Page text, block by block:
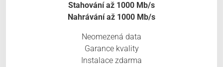
Stahování až 1000 Mb/s
Nahrávání až 1000 Mb/s
Neomezená data
Garance kvality
Instalace zdarma